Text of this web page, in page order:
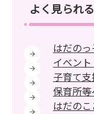
よく見られ
はだの
イベン
子育て支
保育所
はだの